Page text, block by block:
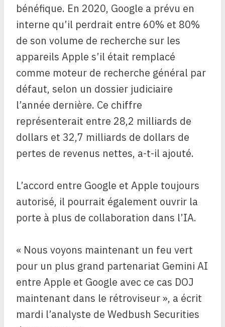
bénéfique. En 2020, Google a prévu en
interne qu’il perdrait entre 60% et 80%
de son volume de recherche sur les
appareils Apple s’il était remplacé
comme moteur de recherche général par
défaut, selon un dossier judiciaire
l’année dernière. Ce chiffre
représenterait entre 28,2 milliards de
dollars et 32,7 milliards de dollars de
pertes de revenus nettes, a-t-il ajouté.
L’accord entre Google et Apple toujours
autorisé, il pourrait également ouvrir la
porte à plus de collaboration dans l’IA.
« Nous voyons maintenant un feu vert
pour un plus grand partenariat Gemini AI
entre Apple et Google avec ce cas DOJ
maintenant dans le rétroviseur », a écrit
mardi l’analyste de Wedbush Securities